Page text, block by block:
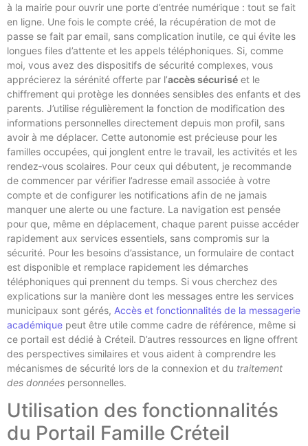
à la mairie pour ouvrir une porte d’entrée numérique : tout se fait
en ligne. Une fois le compte créé, la récupération de mot de
passe se fait par email, sans complication inutile, ce qui évite les
longues files d’attente et les appels téléphoniques. Si, comme
moi, vous avez des dispositifs de sécurité complexes, vous
apprécierez la sérénité offerte par l’accès sécurisé et le
chiffrement qui protège les données sensibles des enfants et des
parents. J’utilise régulièrement la fonction de modification des
informations personnelles directement depuis mon profil, sans
avoir à me déplacer. Cette autonomie est précieuse pour les
familles occupées, qui jonglent entre le travail, les activités et les
rendez‑vous scolaires. Pour ceux qui débutent, je recommande
de commencer par vérifier l’adresse email associée à votre
compte et de configurer les notifications afin de ne jamais
manquer une alerte ou une facture. La navigation est pensée
pour que, même en déplacement, chaque parent puisse accéder
rapidement aux services essentiels, sans compromis sur la
sécurité. Pour les besoins d’assistance, un formulaire de contact
est disponible et remplace rapidement les démarches
téléphoniques qui prennent du temps. Si vous cherchez des
explications sur la manière dont les messages entre les services
municipaux sont gérés, Accès et fonctionnalités de la messagerie
académique peut être utile comme cadre de référence, même si
ce portail est dédié à Créteil. D’autres ressources en ligne offrent
des perspectives similaires et vous aident à comprendre les
mécanismes de sécurité lors de la connexion et du traitement
des données personnelles.
Utilisation des fonctionnalités
du Portail Famille Créteil